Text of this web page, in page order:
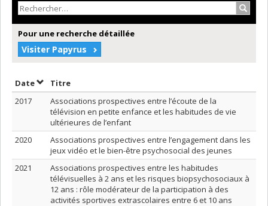
Pour une recherche détaillée
Visiter Papyrus
DateTrier par date en ordre croissant
Titre
2017
Associations prospectives entre l’écoute de la
télévision en petite enfance et les habitudes de vie
ultérieures de l’enfant
2020
Associations prospectives entre l’engagement dans les
jeux vidéo et le bien-être psychosocial des jeunes
2021
Associations prospectives entre les habitudes
télévisuelles à 2 ans et les risques biopsychosociaux à
12 ans : rôle modérateur de la participation à des
activités sportives extrascolaires entre 6 et 10 ans